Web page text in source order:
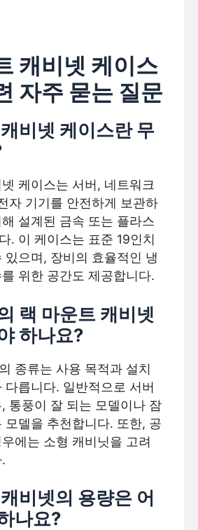
캐비넷 케이스
자주 묻는 질문
비넷 케이스란 무
케이스는 서버, 네트워크
자 기기를 안전하게 보관하
설계된 금속 또는 플라스
. 이 케이스는 표준 19인치
있으며, 장비의 효율적인 냉
위한 공간도 제공합니다.
랙 마운트 캐비넷
하나요?
종류는 사용 목적과 설치
다릅니다. 일반적으로 서버
통풍이 잘 되는 모델이나 잠
모델을 추천합니다. 또한, 공
에는 소형 캐비닛을 고려
비넷의 용량은 어
나요?